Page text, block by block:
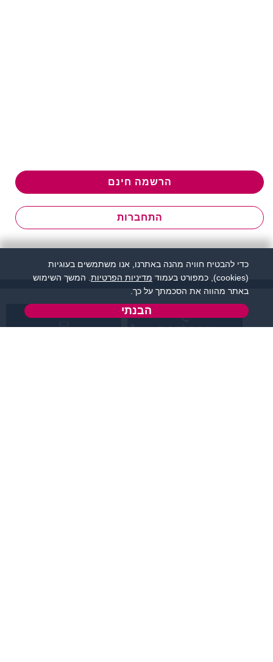
הרשמה חינם
התחברות
שירות לקוחות:
כדי להבטיח חוויה מהנה באתרנו, אנו משתמשים בעוגיות
(cookies), כמפורט בעמוד
מדיניות הפרטיות . המשך השימוש
באתר מהווה את הסכמתך על כך.
הבנתי